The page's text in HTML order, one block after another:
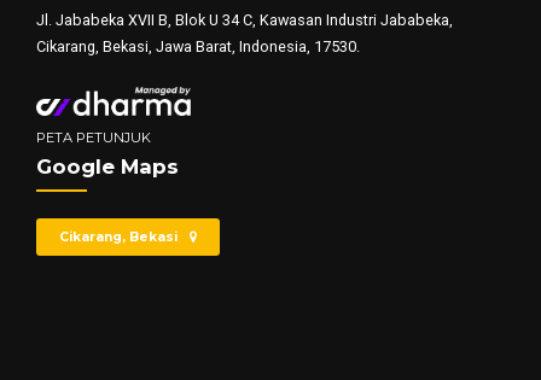
Jl. Jababeka XVII B, Blok U 34 C, Kawasan Industri Jababeka,
Cikarang, Bekasi, Jawa Barat, Indonesia, 17530.
PETA PETUNJUK
Google Maps
Cikarang, Bekasi